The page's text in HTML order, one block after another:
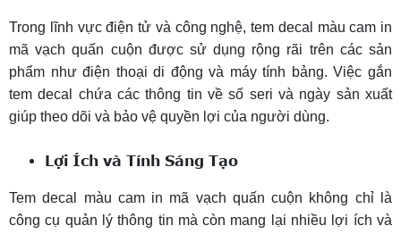
Trong lĩnh vực điện tử và công nghệ, tem decal màu cam in
mã vạch quấn cuộn được sử dụng rộng rãi trên các sản
phẩm như điện thoại di động và máy tính bảng. Việc gắn
tem decal chứa các thông tin về số seri và ngày sản xuất
giúp theo dõi và bảo vệ quyền lợi của người dùng.
Lợi Ích và Tính Sáng Tạo
Tem decal màu cam in mã vạch quấn cuộn không chỉ là
công cụ quản lý thông tin mà còn mang lại nhiều lợi ích và